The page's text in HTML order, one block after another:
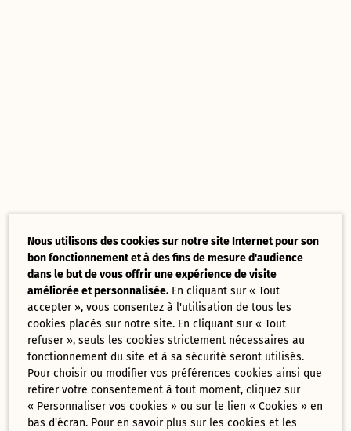
Nous utilisons des cookies sur notre site Internet pour son
bon fonctionnement et à des fins de mesure d'audience
dans le but de vous offrir une expérience de visite
améliorée et personnalisée. En cliquant sur « Tout
accepter », vous consentez à l'utilisation de tous les
cookies placés sur notre site. En cliquant sur « Tout
refuser », seuls les cookies strictement nécessaires au
fonctionnement du site et à sa sécurité seront utilisés.
Pour choisir ou modifier vos préférences cookies ainsi que
retirer votre consentement à tout moment, cliquez sur
« Personnaliser vos cookies » ou sur le lien « Cookies » en
bas d'écran. Pour en savoir plus sur les cookies et les